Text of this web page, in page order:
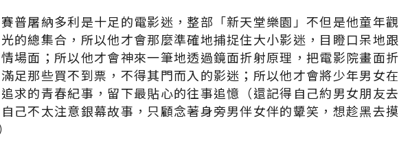
普屠納多利是十足的電影迷，整部「新天堂樂園」不但是他童年觀
的總集合，所以他才會那麼準確地捕捉住大小影迷，目瞪口呆地跟
場面；所以他才會神來一筆地透過鏡面折射原理，把電影院畫面折
足那些買不到票，不得其門而入的影迷；所以他才會將少年男女在
求的青春紀事，留下最貼心的往事追憶（還記得自己約男女朋友去
己不太注意銀幕故事，只顧念著身旁男伴女伴的顰笑，想趁黑去摸